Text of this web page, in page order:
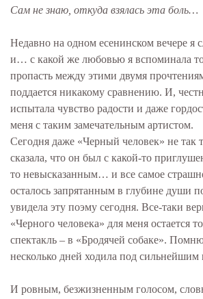
Сам не знаю, откуда взялась эта боль…
Недавно на одном есенинском вечере я
и… с какой же любовью я вспоминала
пропасть между этими двумя
поддается никакому сравнению. И,
испытала чувство радости и даже
меня с таким замечательным артистом.
Сегодня даже «Черный человек» не так
сказала, что он был с какой-то
то невысказанным… и все самое
осталось запрятанным в глубине души
увидела эту поэму сегодня. Все-таки
«Черного человека» для меня остается
спектакль – в «Бродячей собаке».
несколько дней ходила под
И ровным, безжизненным голосом,